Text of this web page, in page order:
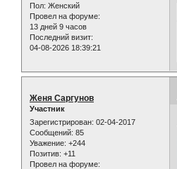
Пол: Женский
Провел на форуме:
13 дней 9 часов
Последний визит:
04-08-2026 18:39:21
Женя Саргунов
Участник
Зарегистрирован: 02-04-2017
Сообщений: 85
Уважение: +244
Позитив: +11
Провел на форуме: